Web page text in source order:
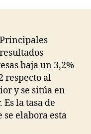
Principales
resultados
baja un 3,2%
respecto al
y se sitúa en
la tasa de
se elabora esta